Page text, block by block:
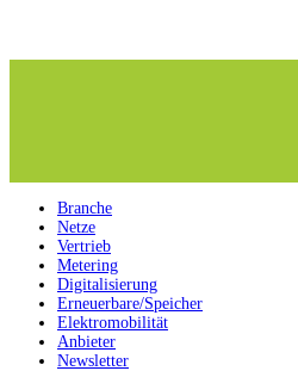
Branche
Netze
Vertrieb
Metering
Digitalisierung
Erneuerbare/Speicher
Elektromobilität
Anbieter
Newsletter